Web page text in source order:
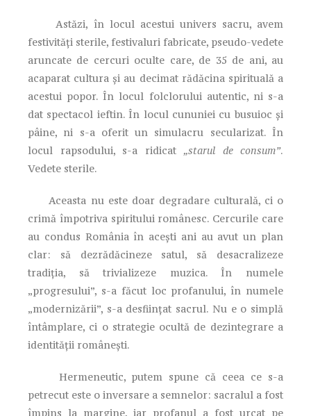
Astăzi, în locul acestui univers sacru, avem
festivități sterile, festivaluri fabricate, pseudo-vedete
aruncate de cercuri oculte care, de 35 de ani, au
acaparat cultura și au decimat rădăcina spirituală a
acestui popor. În locul folclorului autentic, ni s-a
dat spectacol ieftin. În locul cununiei cu busuioc și
pâine, ni s-a oferit un simulacru secularizat. În
locul rapsodului, s-a ridicat „starul de consum”.
Vedete sterile.
Aceasta nu este doar degradare culturală, ci o
crimă împotriva spiritului românesc. Cercurile care
au condus România în acești ani au avut un plan
clar: să dezrădăcineze satul, să desacralizeze
tradiția, să trivializeze muzica. În numele
„progresului”, s-a făcut loc profanului, în numele
„modernizării”, s-a desființat sacrul. Nu e o simplă
întâmplare, ci o strategie ocultă de dezintegrare a
identității românești.
Hermeneutic, putem spune că ceea ce s-a
petrecut este o inversare a semnelor: sacralul a fost
împins la margine, iar profanul a fost urcat pe